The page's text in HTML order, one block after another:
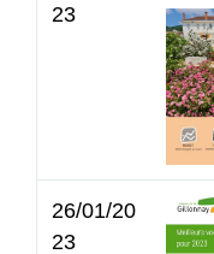
23
26/01/20
23